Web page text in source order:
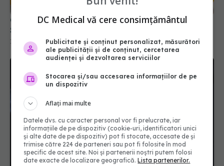
10 oct 2025, 12:02
Cum își mențin sănătatea vedetele atunci când
sunt în turneu: rezistă chiar și în ploaie fără să
răcească
DC Medical vă cere consimțământul
Publicitate și conținut personalizat, măsurători
ale publicității și de conținut, cercetarea
audienței și dezvoltarea serviciilor
Stocarea și/sau accesarea informațiilor de pe
un dispozitiv
Aflați mai multe
Datele dvs. cu caracter personal vor fi prelucrate, iar
informațiile de pe dispozitiv (cookie-uri, identificatori unici
și alte date de pe dispozitiv) pot fi stocate, accesate de și
trimise către 224 de parteneri sau pot fi folosite în mod
specific de acest site. Noi și partenerii noștri putem folosi
date exacte de localizare geografică.Lista partenerilor.